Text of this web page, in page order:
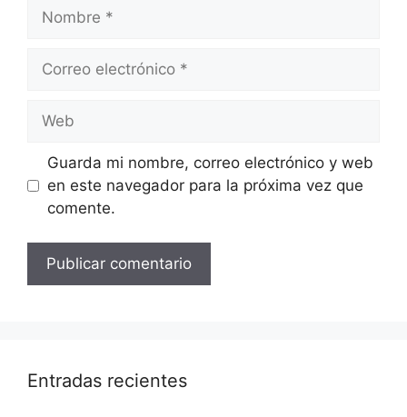
electrónico
Guarda mi nombre, correo electrónico y web
en este navegador para la próxima vez que
comente.
Entradas recientes